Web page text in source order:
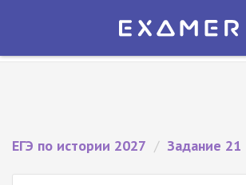
Экзамер — ЕГЭ 2027
ЕГЭ по истории 2027 / Задание 21